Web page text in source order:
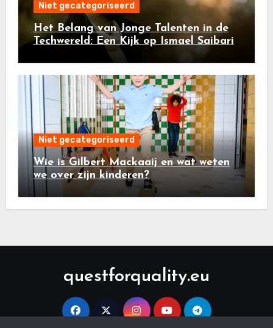
Niet gecategoriseerd
Het Belang van Jonge Talenten in de
Techwereld: Een Kijk op Ismael Saibari
Niet gecategoriseerd
Wie is Gilbert Mackaaij en wat weten
we over zijn kinderen?
questforquality.eu